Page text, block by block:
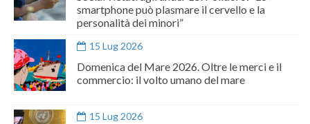
smartphone può plasmare il cervello e la
personalità dei minori”
15 Lug 2026
Domenica del Mare 2026. Oltre le merci e il
commercio: il volto umano del mare
15 Lug 2026